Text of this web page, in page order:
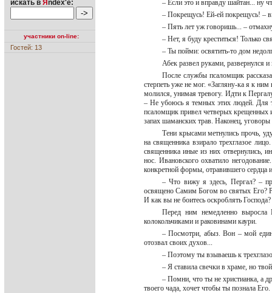
искать в Я ndex'е:
участники on-line:
Гостей: 13
– Если это и вправду шайтан... ну
– Покрещусь! Ей-ей покрещусь! –
– Пять лет уж говоришь... –
– Нет, я буду креститься! Только
– Ты пойми: освятить-то дом
Абек развел руками, развернулся
После службы псаломщик
стерпеть уже не мог. «Загляну-ка я к
молился, унимая тревогу. Идти к
– Не убоюсь я темных этих людей. Для
псаломщик привел четверых крещенных
запах шаманских трав. Наконец,
Тени крысами метнулись прочь,
на священника взирало трехглазое
священника иные из них отвернулись,
нос. Ивановского охватило
конкретной формы, отравившего
– Что вижу я здесь, Пергал? –
освящено Самим Богом во святых Его?
И как вы не боитесь оскроблять Господа?
Перед ним немедленно выросла
колокольчиками и раковинами каури.
– Посмотри, абыз. Вон – мой
отозвал своих духов...
– Поэтому ты взываешь к
– Я ставила свечки в храме, но
– Помни, что ты не христианка, а
твоего чада, хочет чтобы ты познала